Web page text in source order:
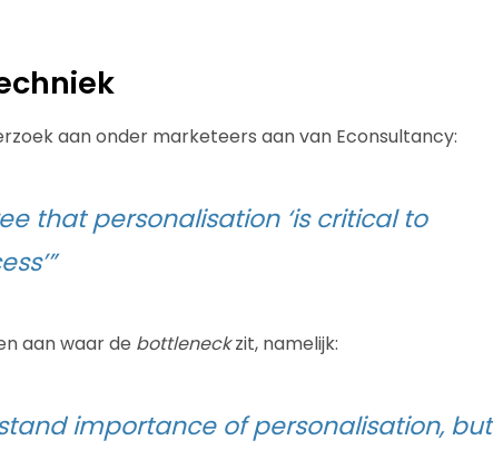
aan onder marketeers aan van Econsultancy:
that personalisation ‘is critical to
aan waar de bottleneckzit, namelijk:
importance of personalisation, but